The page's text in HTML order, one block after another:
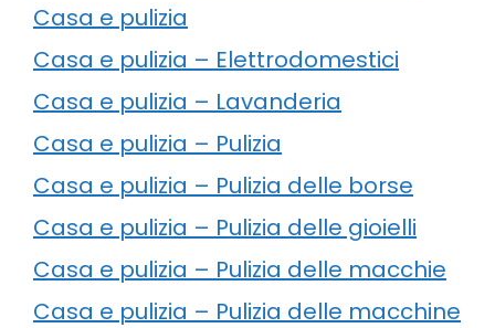
Casa e pulizia
Casa e pulizia – Elettrodomestici
Casa e pulizia – Lavanderia
Casa e pulizia – Pulizia
Casa e pulizia – Pulizia delle borse
Casa e pulizia – Pulizia delle gioielli
Casa e pulizia – Pulizia delle macchie
Casa e pulizia – Pulizia delle macchine